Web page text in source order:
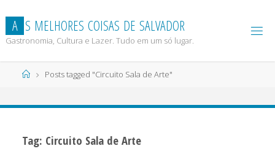
content
A S MELHORES COISAS DE SALVADOR
Gastronomia, Cultura e Lazer. Tudo em um só lugar.
HomePosts tagged "Circuito Sala de Arte"
Tag: Circuito Sala de Arte